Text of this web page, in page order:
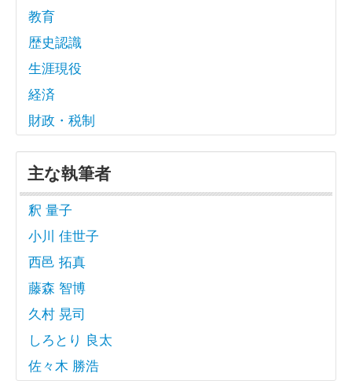
教育
歴史認識
生涯現役
経済
財政・税制
主な執筆者
釈 量子
小川 佳世子
西邑 拓真
藤森 智博
久村 晃司
しろとり 良太
佐々木 勝浩